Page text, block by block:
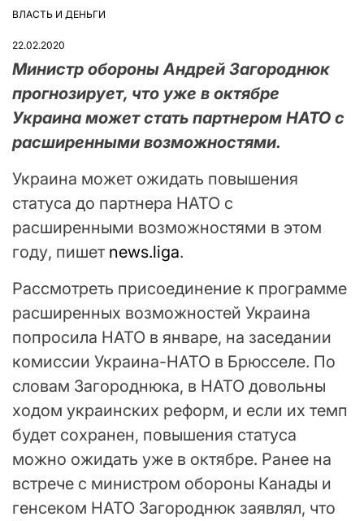
ОПУБЛІКУВАТИ
ВЛАСТЬ И ДЕНЬГИ
22.02.2020
Министр обороны Андрей Загороднюк
прогнозирует, что уже в октябре
Украина может стать партнером НАТО с
расширенными возможностями.
Украина может ожидать повышения
статуса до партнера НАТО с
расширенными возможностями в этом
году, пишет news.liga.
Рассмотреть присоединение к программе
расширенных возможностей Украина
попросила НАТО в январе, на заседании
комиссии Украина-НАТО в Брюсселе. По
словам Загороднюка, в НАТО довольны
ходом украинских реформ, и если их темп
будет сохранен, повышения статуса
можно ожидать уже в октябре. Ранее на
встрече с министром обороны Канады и
генсеком НАТО Загороднюк заявлял, что